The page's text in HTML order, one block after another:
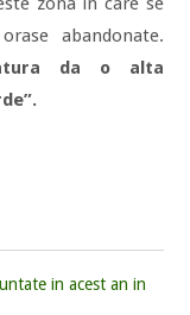
abandonate.
da o alta
in acest an in